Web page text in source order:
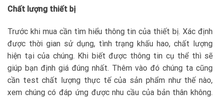
Chất lượng thiết bị
Trước khi mua cần tìm hiểu thông tin của thiết bị. Xác định
được thời gian sử dụng, tình trạng khấu hao, chất lượng
hiện tại của chúng. Khi biết được thông tin cụ thể thì sẽ
giúp bạn định giá đúng nhất. Thêm vào đó chúng ta cũng
cần test chất lượng thực tế của sản phẩm như thế nào,
xem chúng có đáp ứng được nhu cầu của bản thân không.